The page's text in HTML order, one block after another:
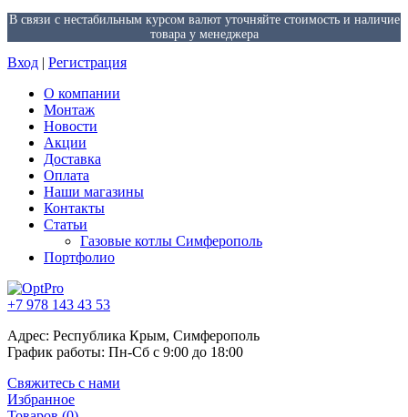
В связи с нестабильным курсом валют уточняйте стоимость и наличие
товара у менеджера
Вход | Регистрация
О компании
Монтаж
Новости
Акции
Доставка
Оплата
Наши магазины
Контакты
Статьи
Газовые котлы Симферополь
Портфолио
+7 978 143 43 53
Адрес: Республика Крым, Симферополь
График работы: Пн-Сб с 9:00 до 18:00
Свяжитесь с нами
Избранное